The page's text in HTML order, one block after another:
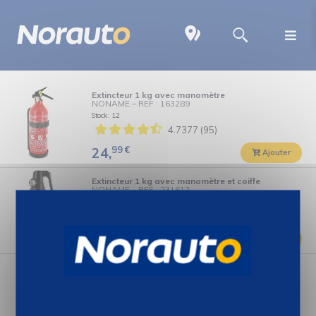
Extincteur 1 kg avec manomètre
NONAME – REF : 163289
Stock : 12
4.7377 (95)
24,99€ Ajouter
Extincteur 1 kg avec manomètre et coiffe
NONAME–REF : 231612
26,
Extincteur 1kg